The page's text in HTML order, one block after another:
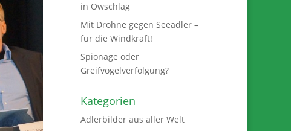
in Owschlag
Mit Drohne gegen Seeadler –
für die Windkraft!
Spionage oder
Greifvogelverfolgung?
Kategorien
Adlerbilder aus aller Welt